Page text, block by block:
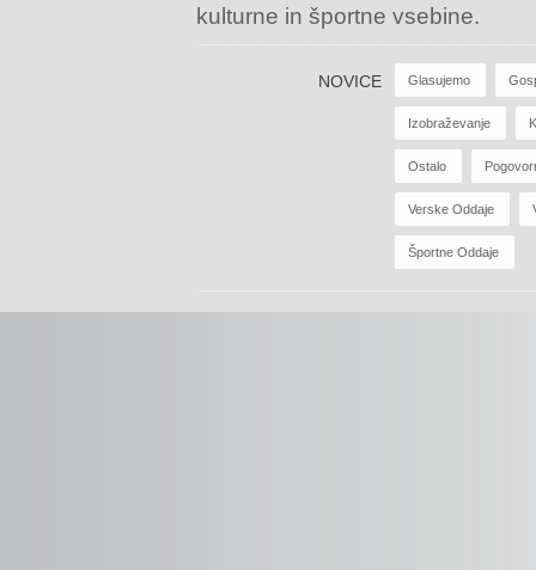
kulturne in športne vsebine.
NOVICE Glasujemo
Izobraževanje
Ostalo
Verske Oddaje
Športne Oddaje